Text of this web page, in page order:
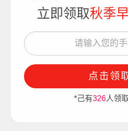
立即领取秋季
点击领
*己有326人领